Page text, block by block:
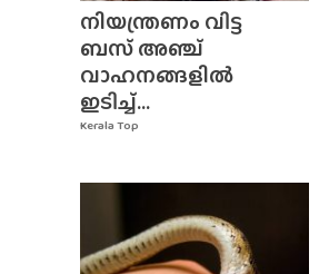
Kerala Top
നിയന്ത്രണം വിട്ട
ബസ് അഞ്ച്
വാഹനങ്ങളിൽ
ഇടിച്ച്...